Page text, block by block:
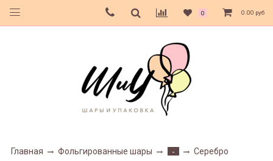
0 0.00 руб
Главная Фольгированные шары - Серебро